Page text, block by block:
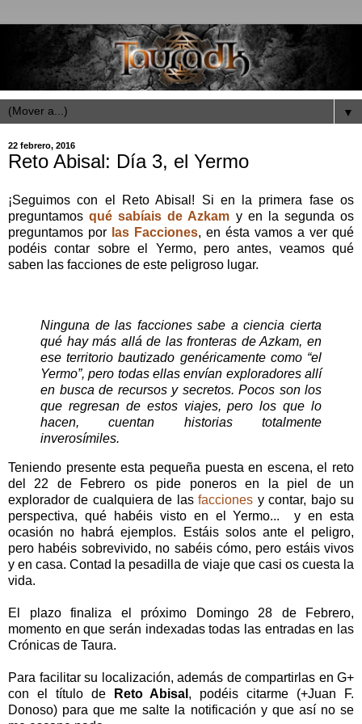
▼
22 febrero, 2016
Reto Abisal: Día 3, el Yermo
¡Seguimos con el Reto Abisal! Si en la primera fase os
preguntamosqué sabíais de Azkam y en la segunda os
preguntamos por las Facciones, en ésta vamos a ver qué
podéis contar sobre el Yermo, pero antes, veamos qué
saben las facciones de este peligroso lugar.
Ninguna de las facciones sabe a ciencia cierta
qué hay más allá de las fronteras de Azkam, en
ese territorio bautizado genéricamente como “el
Yermo”, pero todas ellas envían exploradores allí
en busca de recursos y secretos. Pocos son los
que regresan de estos viajes, pero los que lo
hacen, cuentan historias totalmente
inverosímiles.
Teniendo presente esta pequeña puesta en escena, el reto
del 22 de Febrero os pide poneros en la piel de un
explorador de cualquiera de lasfacciones y contar, bajo su
perspectiva, qué habéis visto en el Yermo... y en esta
ocasión no habrá ejemplos. Estáis solos ante el peligro,
pero habéis sobrevivido, no sabéis cómo, pero estáis vivos
y en casa. Contad la pesadilla de viaje que casi os cuesta la
vida.
El plazo finaliza el próximo Domingo 28 de Febrero,
momento en que serán indexadas todas las entradas en las
Crónicas de Taura.
Para facilitar su localización, además de compartirlas en G+
con el título de
Reto Abisal , podéis citarme (+Juan F.
Donoso) para que me salte la notificación y que así no se